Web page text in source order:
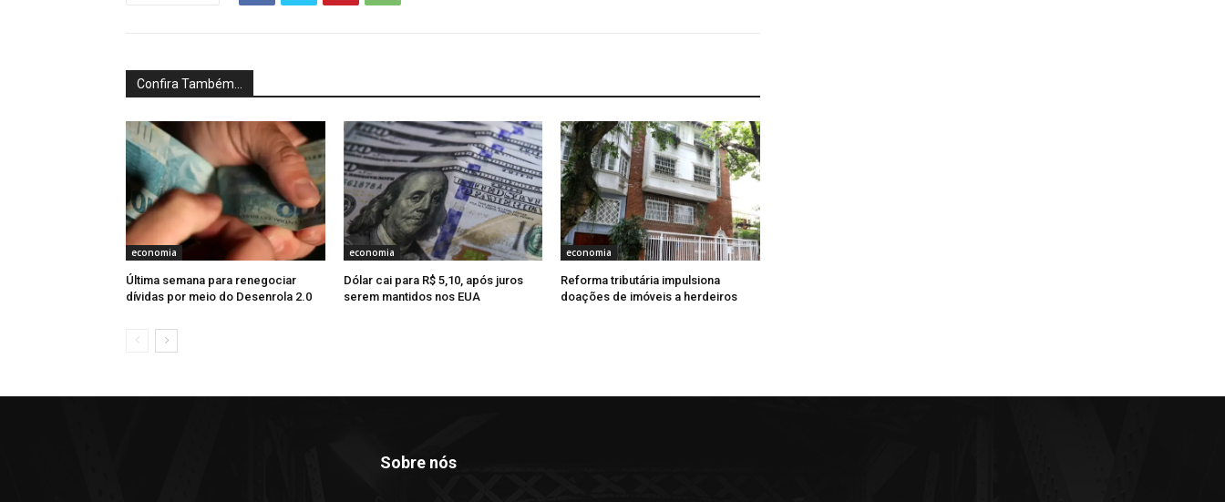
Confira Também...
economia
Última semana para renegociar
dívidas por meio do Desenrola 2.0
economia
Dólar cai para R$ 5,10, após juros
serem mantidos nos EUA
economia
Reforma tributária impulsiona
doações de imóveis a herdeiros
Sobre nós